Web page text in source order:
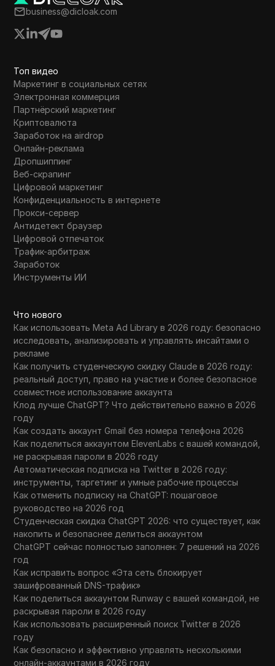
максимизировать свой инвестиционный
business@dicloak.com
Топ видео
Маркетинг в социальных сетях
Электронная коммерция
Партнёрский маркетинг
Криптовалюта
Заработок на airdrop
Онлайн-реклама
Дропшиппинг
Веб-скрапинг
Цифровой маркетинг
Конфиденциальность в интернете
Прокси-сервер
Антидетект браузер
Цифровой отпечаток
Трафик-арбитраж
Заработок
Инструменты ИИ
Что нового
Как использовать Meta Ad Library в 2026 году: безопасно
исследовать, анализировать и управлять инсайтами о
рекламе
Как получить студенческую скидку Claude в 2026 году:
реальный доступ, право на участие и более безопасное
совместное использование аккаунта
Клод лучше ChatGPT? Что действительно важно в 2026
году
Как создать аккаунт Gmail без номера телефона 2026
Как поделиться аккаунтом ElevenLabs с вашей командой,
не раскрывая пароли в 2026 году
Автоматическая подписка на Twitter в 2026 году:
инструменты, таргетинг и умные рабочие процессы
Как отменить подписку на ChatGPT: пошаговое
руководство на 2026 год
Студенческая скидка ChatGPT 2026: что существует, как
накопить и безопаснее делиться аккаунтом
ChatGPT сейчас полностью заполнен: 7 решений на 2026
год
Как исправить вопрос «Эта сеть блокирует
зашифрованный DNS-трафик»
Как поделиться аккаунтом Runway с вашей командой, не
раскрывая пароли в 2026 году
Как использовать расширенный поиск Twitter в 2026
году
Как безопасно и эффективно управлять несколькими
онлайн-аккаунтами в 2026 году